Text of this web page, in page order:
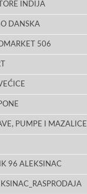
INDIJA
DANSKA
506
PUMPE I MAZALICE
96 ALEKSINAC